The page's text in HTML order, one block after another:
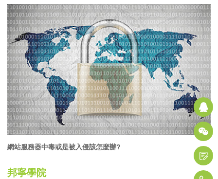
網站服務器中毒或是被入侵該怎麼辦?
邦寧學院